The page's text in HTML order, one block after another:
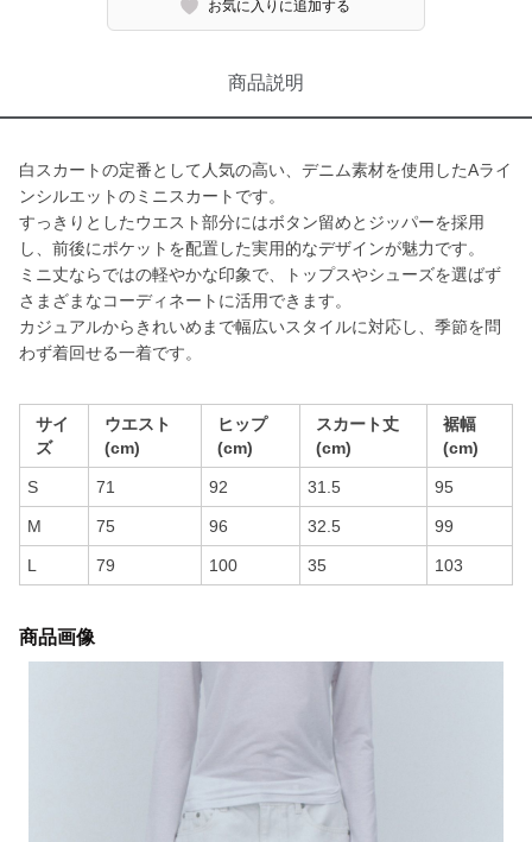
お気に入りに追加する
商品説明
白スカートの定番として人気の高い、デニム素材を使用したAライ
ンシルエットのミニスカートです。
すっきりとしたウエスト部分にはボタン留めとジッパーを採用
し、前後にポケットを配置した実用的なデザインが魅力です。
ミニ丈ならではの軽やかな印象で、トップスやシューズを選ばず
さまざまなコーディネートに活用できます。
カジュアルからきれいめまで幅広いスタイルに対応し、季節を問
わず着回せる一着です。
サイ
ズ
ウエスト
(cm)
ヒップ
(cm)
スカート丈
(cm)
裾幅
(cm)
S 71 92 31.5 95
M 75 96 32.5 99
L 79 100 35 103
商品画像